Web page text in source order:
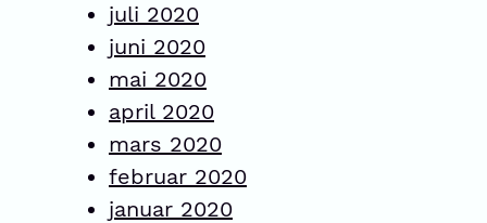
juli 2020
juni 2020
mai 2020
april 2020
mars 2020
februar 2020
januar 2020